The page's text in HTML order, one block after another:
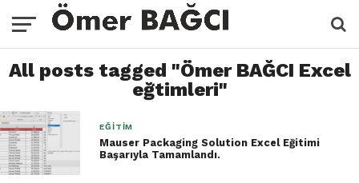
All posts tagged "Ömer BAĞCI Excel
eğtimleri"
EĞITIM
Mauser Packaging Solution Excel Eğitimi
Başarıyla Tamamlandı.